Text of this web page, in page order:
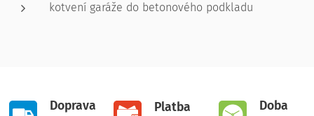
kotvení garáže do betonového podkladu
Doprava
Platba
Doba